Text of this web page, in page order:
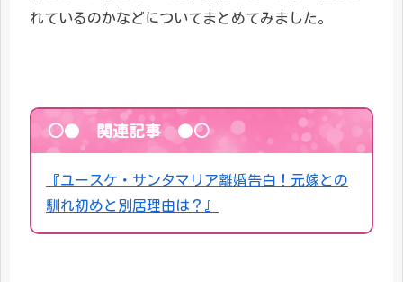
れているのかなどについてまとめてみました。
○● 関連記事 ●○
『ユースケ・サンタマリア離婚告白！元嫁との
馴れ初めと別居理由は？』